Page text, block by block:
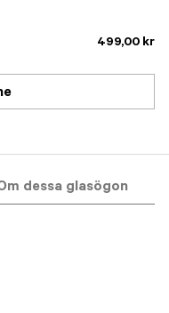
499,00 kr
dessa glasögon